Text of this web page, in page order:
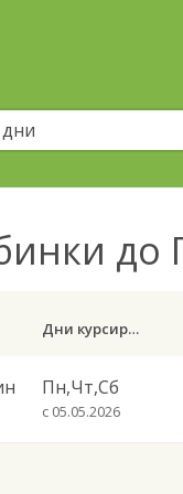
до
Дни курсирования
Пн,Чт,Сб
с 05.05.2026